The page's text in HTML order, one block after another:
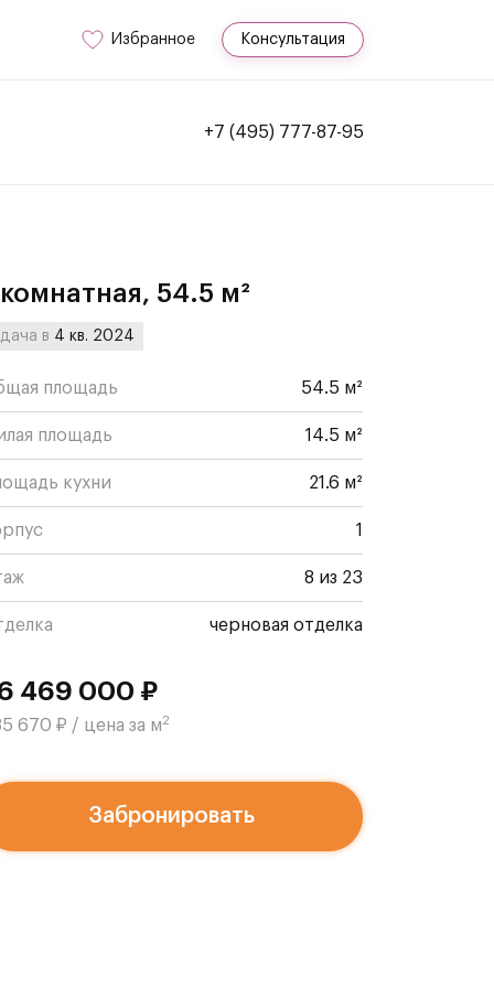
Избранное Консультация
+7 (495) 777-87-95
54.5 м²
в 4 кв. 2024
площадь 54.5 м²
площадь 14.5 м²
кухни 21.6 м²
1
8 из 23
черновая отделка
469 000 ₽
670 ₽ / цена за м2
Забронировать